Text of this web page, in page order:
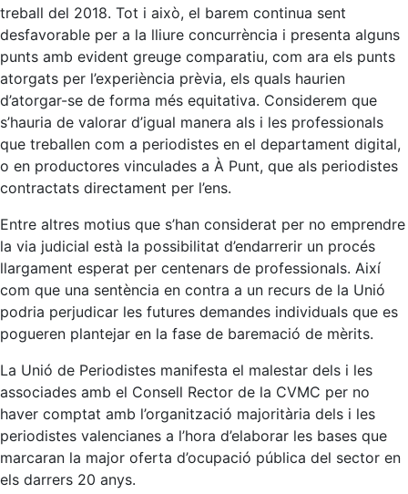
treball del 2018. Tot i això, el barem continua sent
desfavorable per a la lliure concurrència i presenta alguns
punts amb evident greuge comparatiu, com ara els punts
atorgats per l’experiència prèvia, els quals haurien
d’atorgar-se de forma més equitativa. Considerem que
s’hauria de valorar d’igual manera als i les professionals
que treballen com a periodistes en el departament digital,
o en productores vinculades a À Punt, que als periodistes
contractats directament per l’ens.
Entre altres motius que s’han considerat per no emprendre
la via judicial està la possibilitat d’endarrerir un procés
llargament esperat per centenars de professionals. Així
com que una sentència en contra a un recurs de la Unió
podria perjudicar les futures demandes individuals que es
pogueren plantejar en la fase de baremació de mèrits.
La Unió de Periodistes manifesta el malestar dels i les
associades amb el Consell Rector de la CVMC per no
haver comptat amb l’organització majoritària dels i les
periodistes valencianes a l’hora d’elaborar les bases que
marcaran la major oferta d’ocupació pública del sector en
els darrers 20 anys.